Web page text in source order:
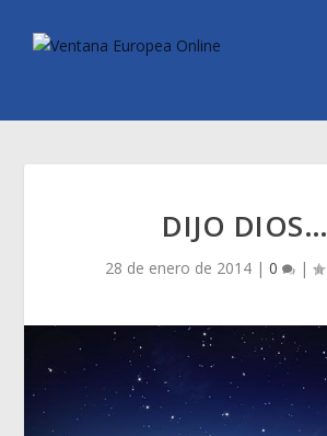
DIJO DIOS…
28 de enero de 2014 | 0 |